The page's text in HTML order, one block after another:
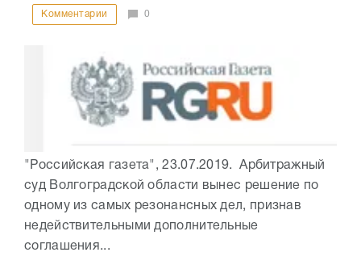
Комментарии 0
"Российская газета", 23.07.2019. Арбитражный
суд Волгоградской области вынес решение по
одному из самых резонансных дел, признав
недействительными дополнительные
соглашения...